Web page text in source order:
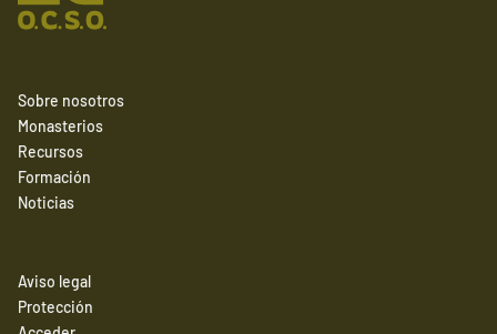
Sobre nosotros
Monasterios
Recursos
Formación
Noticias
Aviso legal
Protección